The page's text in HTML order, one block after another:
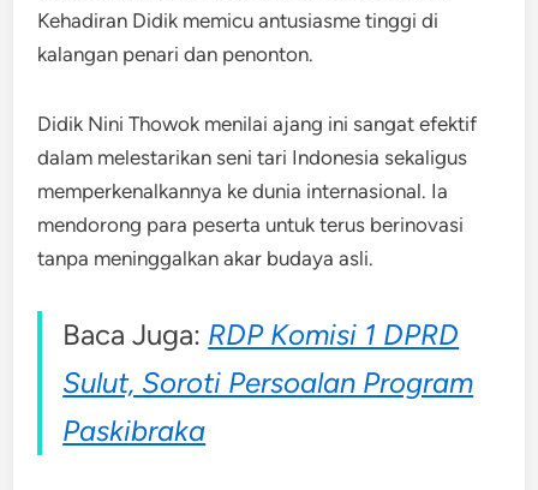
Kehadiran Didik memicu antusiasme tinggi di
kalangan penari dan penonton.
Didik Nini Thowok menilai ajang ini sangat efektif
dalam melestarikan seni tari Indonesia sekaligus
memperkenalkannya ke dunia internasional. Ia
mendorong para peserta untuk terus berinovasi
tanpa meninggalkan akar budaya asli.
Baca Juga: RDP Komisi 1 DPRD
Sulut, Soroti Persoalan Program
Paskibraka